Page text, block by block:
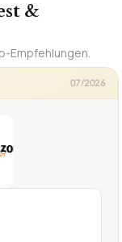
&
Empfehlungen.
07/2026